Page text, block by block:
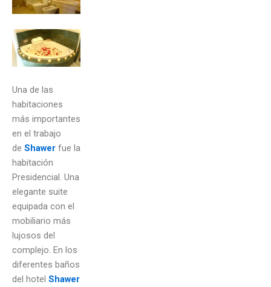
Una de las
habitaciones
más importantes
en el trabajo
de Shawer fue la
habitación
Presidencial. Una
elegante suite
equipada con el
mobiliario más
lujosos del
complejo. En los
diferentes baños
del hotel Shawer